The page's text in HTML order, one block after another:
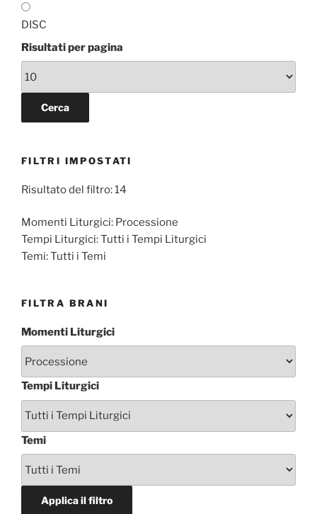
DISC
Risultati per pagina
FILTRI IMPOSTATI
Risultato del filtro: 14
Momenti Liturgici: Processione
Tempi Liturgici:Tutti i Tempi Liturgici
Temi:Tutti i Temi
FILTRA BRANI
Momenti Liturgici
Tempi Liturgici
Temi
Applica il filtro